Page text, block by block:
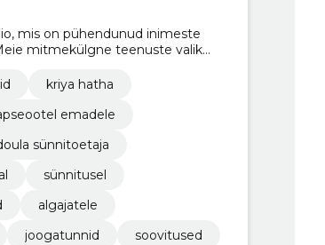
mis on pühendunud inimeste
mitmekülgne teenuste valik
joogastiile ja sihtgruppe,
ehk doula-teenuseid.
kriya hatha
emadele
sünnitoetaja
sünnitusel
algajatele
joogatunnid
soovitused